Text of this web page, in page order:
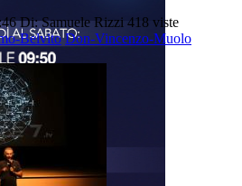
Di: Samuele Rizzi 418 viste
Belvito Don-Vincenzo-Muolo